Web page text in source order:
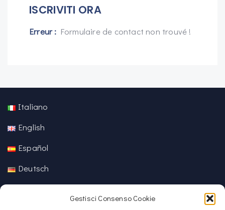
Gestisci Consenso Cookie
ISCRIVITI ORA
Erreur : Formulaire de contact non trouvé !
Italiano
English
Español
Deutsch